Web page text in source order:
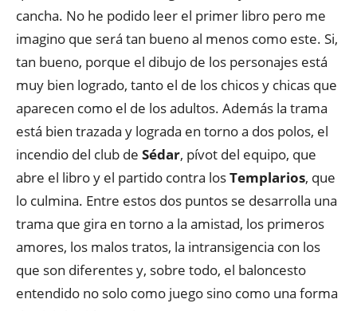
cancha. No he podido leer el primer libro pero me
imagino que será tan bueno al menos como este. Si,
tan bueno, porque el dibujo de los personajes está
muy bien logrado, tanto el de los chicos y chicas que
aparecen como el de los adultos. Además la trama
está bien trazada y lograda en torno a dos polos, el
incendio del club de Sédar, pívot del equipo, que
abre el libro y el partido contra losTemplarios, que
lo culmina. Entre estos dos puntos se desarrolla una
trama que gira en torno a la amistad, los primeros
amores, los malos tratos, la intransigencia con los
que son diferentes y, sobre todo, el baloncesto
entendido no solo como juego sino como una forma